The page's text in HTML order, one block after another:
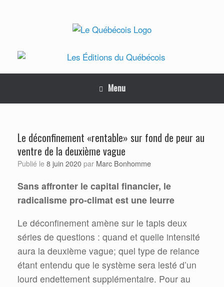
Menu
Le déconfinement «rentable» sur fond de peur au
ventre de la deuxième vague
Publié le 8 juin 2020 par Marc Bonhomme
Sans affronter le capital financier, le
radicalisme pro-climat est une leurre
Le déconfinement amène sur le tapis deux
séries de questions : quand et quelle intensité
aura la deuxième vague; quel type de relance
étant entendu que le système sera lesté d’un
lourd endettement supplémentaire. Pour au